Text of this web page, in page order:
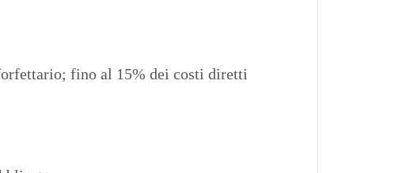
fino al 15% dei costi diretti